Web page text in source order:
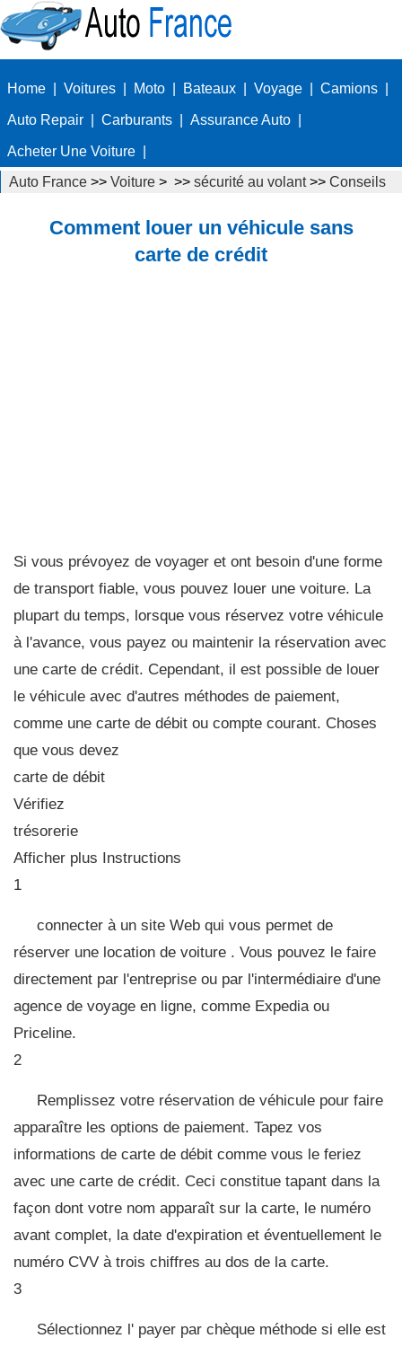
Home Voitures Moto Bateaux Voyage Camions
Auto Repair Carburants Assurance Auto
Acheter Une Voiture
Auto France >> Voiture > >> sécurité au volant>> Conseils
Comment louer un véhicule sans
carte de crédit
Si vous prévoyez de voyager et ont besoin d'une forme
de transport fiable, vous pouvez louer une voiture. La
plupart du temps, lorsque vous réservez votre véhicule
à l'avance, vous payez ou maintenir la réservation avec
une carte de crédit. Cependant, il est possible de louer
le véhicule avec d'autres méthodes de paiement,
comme une carte de débit ou compte courant. Choses
que vous devez
carte de débit
Vérifiez
trésorerie
Afficher plus Instructions
1
connecter à un site Web qui vous permet de
réserver une location de voiture . Vous pouvez le faire
directement par l'entreprise ou par l'intermédiaire d'une
agence de voyage en ligne, comme Expedia ou
Priceline.
2
Remplissez votre réservation de véhicule pour faire
apparaître les options de paiement. Tapez vos
informations de carte de débit comme vous le feriez
avec une carte de crédit. Ceci constitue tapant dans la
façon dont votre nom apparaît sur la carte, le numéro
avant complet, la date d'expiration et éventuellement le
numéro CVV à trois chiffres au dos de la carte.
3
Sélectionnez l' payer par chèque méthode si elle est